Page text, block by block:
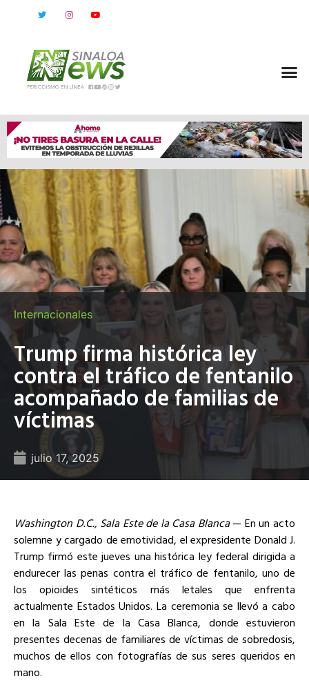
Internacionales
Trump firma histórica ley
contra el tráfico de fentanilo
acompañado de familias de
víctimas
julio 17, 2025
Washington D.C., Sala Este de la Casa Blanca— En un acto
solemne y cargado de emotividad, el expresidente Donald J.
Trump firmó este jueves una histórica ley federal dirigida a
endurecer las penas contra el tráfico de fentanilo, uno de
los opioides sintéticos más letales que enfrenta
actualmente Estados Unidos. La ceremonia se llevó a cabo
en la Sala Este de la Casa Blanca, donde estuvieron
presentes decenas de familiares de víctimas de sobredosis,
muchos de ellos con fotografías de sus seres queridos en
mano.